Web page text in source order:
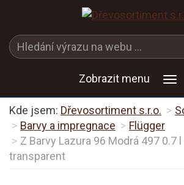
Zobrazit menu
Kde jsem: Dřevosortiment s.r.o.
Barvy a impregnace
Flügger
Z Barvy Lazura 96 Modrá 497 0.7
transparent